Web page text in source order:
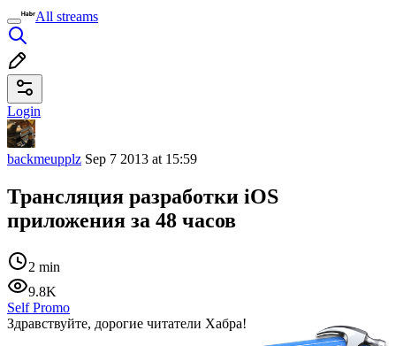
All streams
Login
backmeupplz Sep 7 2013 at 15:59
Трансляция разработки iOS
приложения за 48 часов
2 min
9.8K
Self Promo
Здравствуйте, дорогие читатели Хабра!